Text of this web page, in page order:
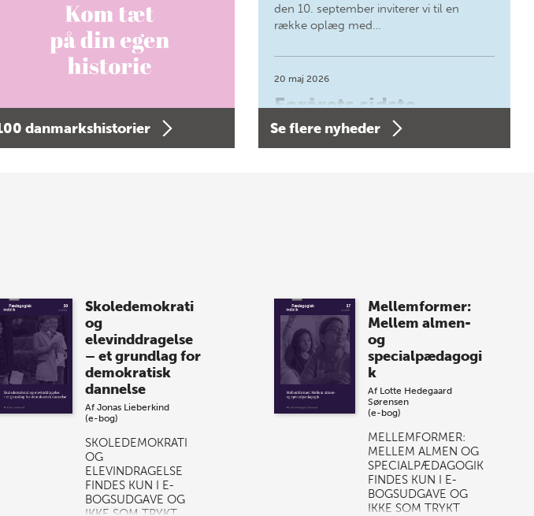
danmarkshistorier
den 10. september inviterer vi til en
række oplæg med…
20 maj 2026
Forårets sidste
Bogtorsdag 11. juni
sommer-lagersalg!
Vi gentager succesen og inviterer igen i
år til vores store sommer-lagersalg,
så sæt kryds i kalenderen onsdag den
10. j…
Se flere nyheder
Skoledemokrati
og
elevinddragelse
– et grundlag for
demokratisk
dannelse
Af Jonas Lieberkind
(e-bog)
SKOLEDEMOKRATI
OG
ELEVINDRAGELSE
FINDES KUN I E-
BOGSUDGAVE OG
Mellemformer:
Mellem almen-
og
specialpædagogi
k
Af Lotte Hedegaard
Sørensen
(e-bog)
MELLEMFORMER:
MELLEM ALMEN OG
SPECIALPÆDAGOGIK
FINDES KUN I E-
BOGSUDGAVE OG
IKKE SOM TRYKT